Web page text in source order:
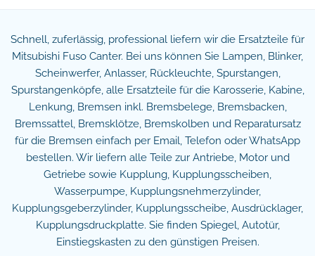
Schnell, zuferlässig, professional liefern wir die Ersatzteile für
Mitsubishi Fuso Canter. Bei uns können Sie Lampen, Blinker,
Scheinwerfer, Anlasser, Rückleuchte, Spurstangen,
Spurstangenköpfe, alle Ersatzteile für die Karosserie, Kabine,
Lenkung, Bremsen inkl. Bremsbelege, Bremsbacken,
Bremssattel, Bremsklötze, Bremskolben und Reparatursatz
für die Bremsen einfach per Email, Telefon oder WhatsApp
bestellen. Wir liefern alle Teile zur Antriebe, Motor und
Getriebe sowie Kupplung, Kupplungsscheiben,
Wasserpumpe, Kupplungsnehmerzylinder,
Kupplungsgeberzylinder, Kupplungsscheibe, Ausdrücklager,
Kupplungsdruckplatte. Sie finden Spiegel, Autotür,
Einstiegskasten zu den günstigen Preisen.